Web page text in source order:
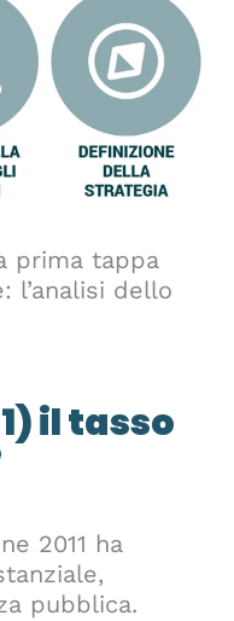
prima tappa
l’analisi dello
il tasso
2011 ha
pubblica.